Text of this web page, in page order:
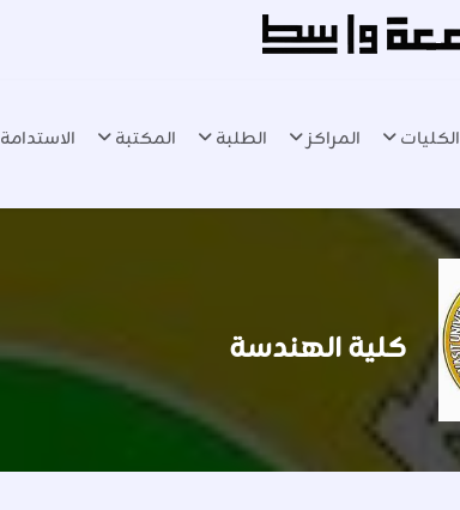
الكليات المراكز الطلبة المكتبة الاستدامة
كلية الهندسة